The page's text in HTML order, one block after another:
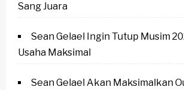
Sang Juara
Sean Gelael Ingin Tutup Musim
Usaha Maksimal
Sean Gelael Akan Maksimalkan